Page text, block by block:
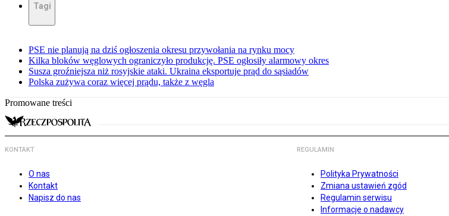
Tagi
PSE nie planują na dziś ogłoszenia okresu przywołania na rynku mocy
Kilka bloków węglowych ograniczyło produkcję. PSE ogłosiły alarmowy okres
Susza groźniejsza niż rosyjskie ataki. Ukraina eksportuje prąd do sąsiadów
Polska zużywa coraz więcej prądu, także z węgla
Promowane treści
KONTAKT
O nas
Kontakt
Napisz do nas
REGULAMIN
Polityka Prywatności
Zmiana ustawień zgód
Regulamin serwisu
Informacje o nadawcy